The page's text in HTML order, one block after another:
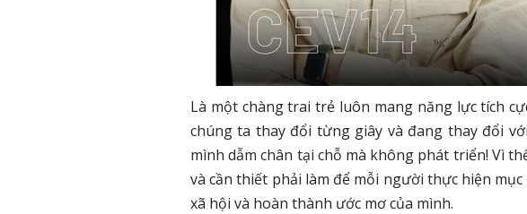
Là một chàng trai trẻ luôn mang năng lực tích
chúng ta thay đổi từng giây và đang thay đổi
mình dẫm chân tại chỗ mà không phát triển! Vì
và cần thiết phải làm để mỗi người thực hiện
xã hội và hoàn thành ước mơ của mình.